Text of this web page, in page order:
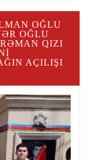
OĞLU
OĞLU
QIZI
AÇILIŞI